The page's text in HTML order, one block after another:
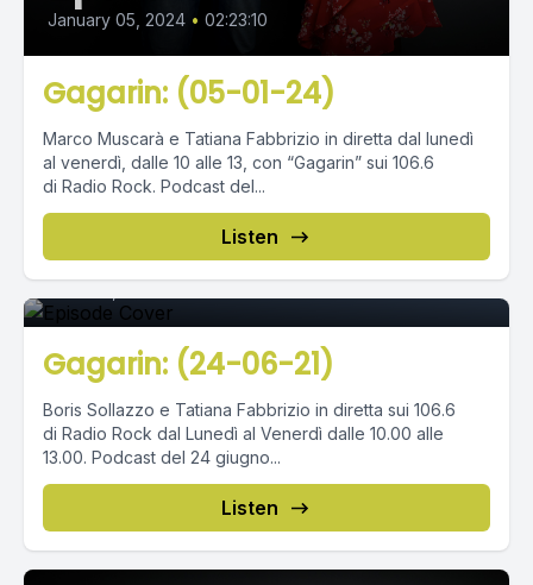
January 05, 2024 • 02:23:10
Gagarin: (05-01-24)
Marco Muscarà e Tatiana Fabbrizio in diretta dal lunedì
al venerdì, dalle 10 alle 13, con “Gagarin” sui 106.6
di Radio Rock. Podcast del...
Listen
Episode 0
Gagarin: (24-06-21)
Boris Sollazzo e Tatiana Fabbrizio in diretta sui 106.6
di Radio Rock dal Lunedì al Venerdì dalle 10.00 alle
13.00. Podcast del 24 giugno...
Listen